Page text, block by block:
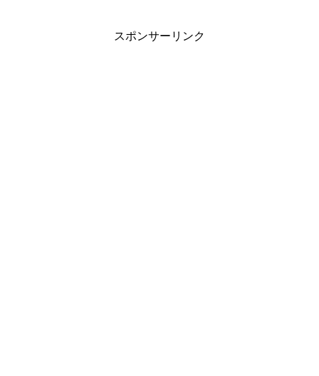
スポンサーリンク